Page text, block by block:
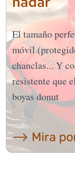
El tamaño
móvil
chanclas... Y
resistente que
boyas donut
⟶ Mira